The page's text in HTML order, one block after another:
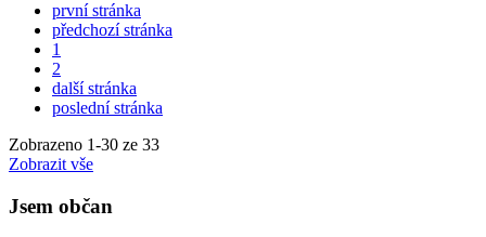
první stránka
předchozí stránka
1
2
další stránka
poslední stránka
Zobrazeno 1-30 ze 33
Zobrazit vše
Jsem občan